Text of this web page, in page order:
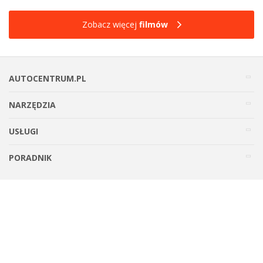
Zobacz więcej filmów
AUTOCENTRUM.PL
NARZĘDZIA
USŁUGI
PORADNIK